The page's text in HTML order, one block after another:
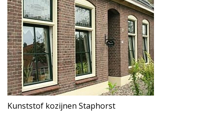
Kunststof kozijnen Staphorst